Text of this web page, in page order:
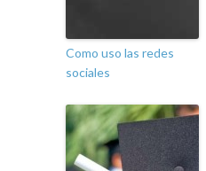
Como uso las redes
sociales